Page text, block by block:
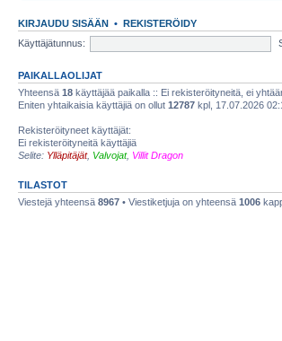
KIRJAUDU SISÄÄN • REKISTERÖIDY
Käyttäjätunnus:
PAIKALLAOLIJAT
Yhteensä 18 käyttäjää paikalla :: Ei rekisteröityneitä, ei
Eniten yhtaikaisia käyttäjiä on ollut 12787 kpl, 17.07.2026
Rekisteröityneet käyttäjät:
Ei rekisteröityneitä käyttäjiä
Selite: Ylläpitäjät, Valvojat, Villit Dragon
TILASTOT
Viestejä yhteensä 8967 • Viestiketjuja on yhteensä 1006